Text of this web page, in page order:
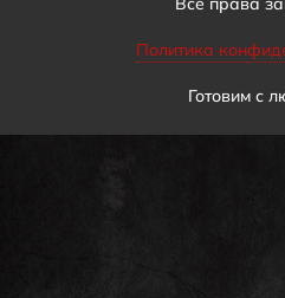
COУС / ИМБИРЬ
Политика
Готовим с